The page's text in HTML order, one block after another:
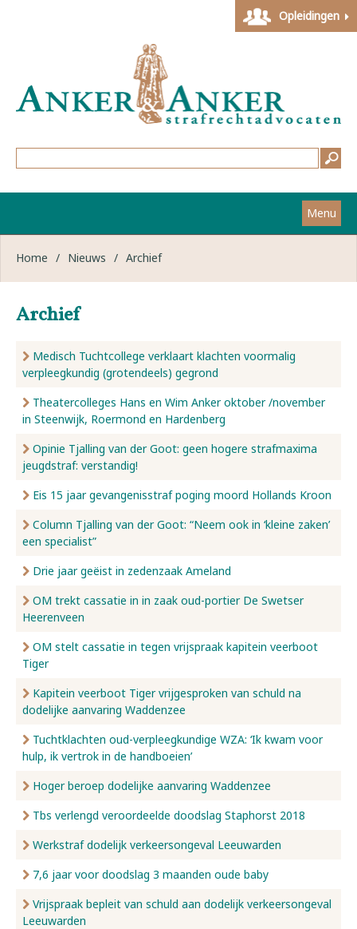
Opleidingen
Menu
Home
Strafzaken
Werkwijze
Nieuws
Over ons
Contact
Home / Nieuws / Archief
Archief
Medisch Tuchtcollege verklaart klachten voormalig
verpleegkundig (grotendeels) gegrond
Theatercolleges Hans en Wim Anker oktober /november
in Steenwijk, Roermond en Hardenberg
Opinie Tjalling van der Goot: geen hogere strafmaxima
jeugdstraf: verstandig!
Eis 15 jaar gevangenisstraf poging moord Hollands Kroon
Column Tjalling van der Goot: “Neem ook in ‘kleine zaken’
een specialist”
Drie jaar geëist in zedenzaak Ameland
OM trekt cassatie in in zaak oud-portier De Swetser
Heerenveen
OM stelt cassatie in tegen vrijspraak kapitein veerboot
Tiger
Kapitein veerboot Tiger vrijgesproken van schuld na
dodelijke aanvaring Waddenzee
Tuchtklachten oud-verpleegkundige WZA: ‘Ik kwam voor
hulp, ik vertrok in de handboeien’
Hoger beroep dodelijke aanvaring Waddenzee
Tbs verlengd veroordeelde doodslag Staphorst 2018
Werkstraf dodelijk verkeersongeval Leeuwarden
7,6 jaar voor doodslag 3 maanden oude baby
Vrijspraak bepleit van schuld aan dodelijk verkeersongeval
Leeuwarden